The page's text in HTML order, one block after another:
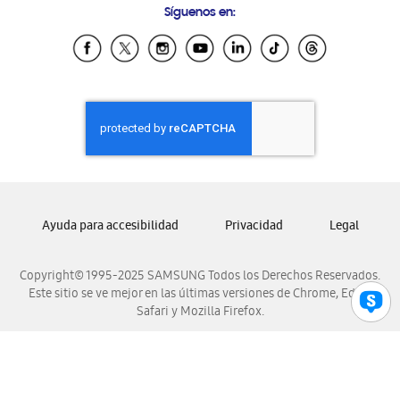
Samsung Ecuador
Samsung El Salvador
Samsung Honduras
Samsung Nicaragua
Samsung Panamá
Samsung Venezuela
Síguenos en:
Copyright© 1995-2025 SAMSUNG Todos los Derechos Reservados.
Este sitio se ve mejor en las últimas versiones de Chrome, Edge,
Safari y Mozilla Firefox.
Ayuda para accesibilidad Privacidad Legal